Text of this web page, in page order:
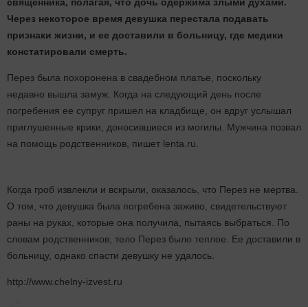
священника, полагая, что дочь одержима злыми духами.
Через некоторое время девушка перестала подавать
признаки жизни, и ее доставили в больницу, где медики
констатировали смерть.
Перез была похоронена в свадебном платье, поскольку
недавно вышла замуж. Когда на следующий день после
погребения ее супруг пришел на кладбище, он вдруг услышал
приглушенные крики, доносившиеся из могилы. Мужчина позвал
на помощь родственников, пишет lenta.ru.
Когда гроб извлекли и вскрыли, оказалось, что Перез не мертва.
О том, что девушка была погребена заживо, свидетельствуют
раны на руках, которые она получила, пытаясь выбраться. По
словам родственников, тело Перез было теплое. Ее доставили в
больницу, однако спасти девушку не удалось.
http://www.chelny-izvest.ru